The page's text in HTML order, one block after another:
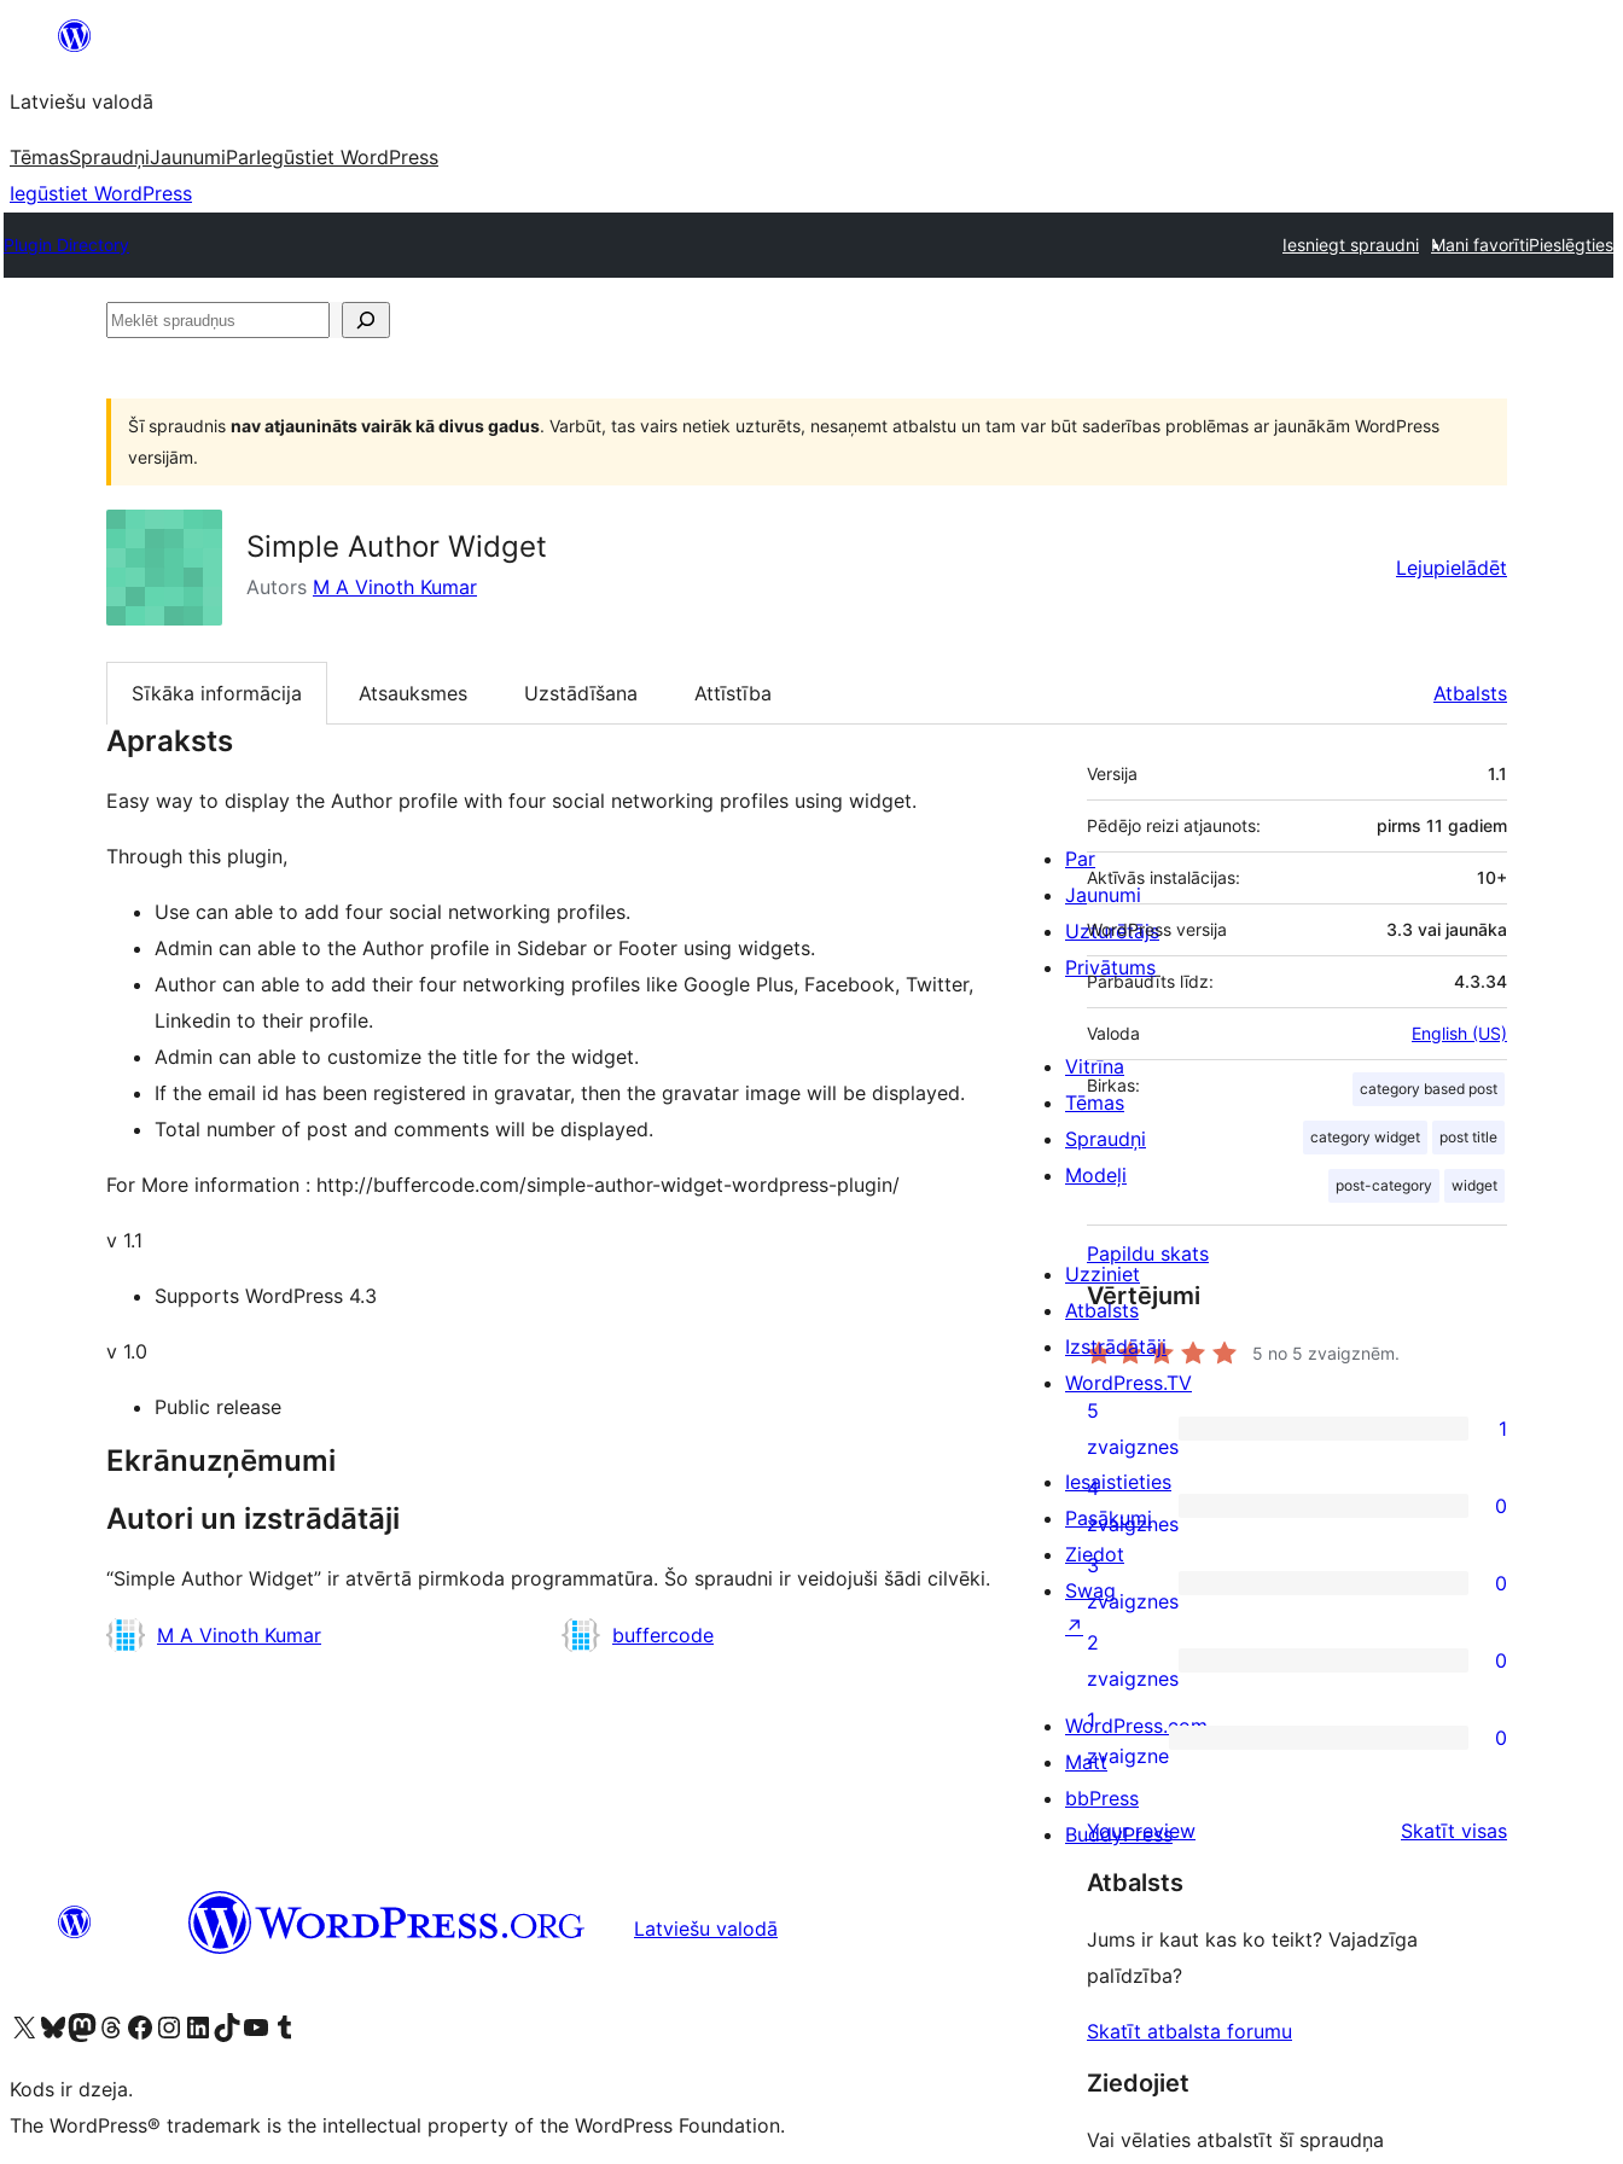
Pāriet
saturu
Latviešu valodā
TēmasSpraudņiJaunumiParIegūstiet WordPress
Iegūstiet WordPress
Plugin Directory Iesniegt spraudni Mani favorītiPieslēgties
Meklēt
Šī spraudnis nav atjaunināts vairāk kā divus gadus. Varbūt, tas vairs netiek uzturēts, nesaņemt atbalstu un tam var būt saderības problēmas ar jaunākām WordPress
versijām.
Simple Author Widget
Autors M A Vinoth Kumar
Lejupielādēt
Sīkāka informācija Atsauksmes Uzstādīšana Attīstība Atbalsts
Apraksts
Easy way to display the Author profile with four social networking profiles using widget.
Through this plugin,
Use can able to add four social networking profiles.
Admin can able to the Author profile in Sidebar or Footer using widgets.
Author can able to add their four networking profiles like Google Plus, Facebook, Twitter,
Linkedin to their profile.
Admin can able to customize the title for the widget.
If the email id has been registered in gravatar, then the gravatar image will be displayed.
Total number of post and comments will be displayed.
For More information : http://buffercode.com/simple-author-widget-wordpress-plugin/
v 1.1
Supports WordPress 4.3
v 1.0
Public release
Ekrānuzņēmumi
Autori un izstrādātāji
“Simple Author Widget” ir atvērtā pirmkoda programmatūra. Šo spraudni ir veidojuši šādi cilvēki.
Līdzdalībnieki
M A Vinoth Kumar buffercode
Meta
Versija 1.1
Pēdējo reizi atjaunots: pirms 11 gadiem
Aktīvās instalācijas: 10+
WordPress versija 3.3 vai jaunāka
Pārbaudīts līdz: 4.3.34
Valoda English (US)
Birkas: category based post
category widget post title
post-category widget
Papildu skats
Vērtējumi
5 no 5 zvaigznēm.
1
5-
star
review
5
zvaigznes
1
0
4-
star
reviews
4
zvaigznes
0
0
3-
star
reviews
3
zvaigznes
0
0
2-
star
reviews
2
zvaigznes
0
0
1-
star
1
zvaigzne
0
Your review Skatīt visasatsauksmes
Atbalsts
Jums ir kaut kas ko teikt? Vajadzīga
palīdzība?
Skatīt atbalsta forumu
Ziedojiet
Vai vēlaties atbalstīt šī spraudņa
Par
Jaunumi
Uzturētājs
Privātums
Vitrīna
Tēmas
Spraudņi
Modeļi
Uzziniet
Atbalsts
Izstrādātāji
WordPress.TV
Iesaistieties
Pasākumi
Ziedot
Swag
↗
WordPress.com
Matt
bbPress
BuddyPress
Latviešu valodā
Apmeklējiet mūsu X (agrāk Twitter) kontu
Apmeklējiet mūsu Bluesky kontu
Apmeklējiet mūsu Mastodon kontu
Apmeklējiet mūsu Threads kontu
Apmeklējiet mūsu Facebook lapuApmeklējiet mūsu Instagram kontu
Apmeklējiet mūsu LinkedIn kontu
Apmeklējiet mūsu TikTok kontu
Apmeklējiet mūsu YouTube kanālu
Apmeklējiet mūsu Tumblr kontu
Kods ir dzeja.
The WordPress® trademark is the intellectual property of the WordPress Foundation.